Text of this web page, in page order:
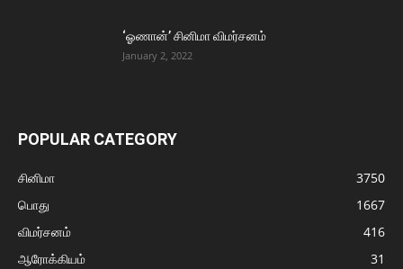
‘ஓணான்’ சினிமா விமர்சனம்
January 2, 2022
POPULAR CATEGORY
சினிமா
3750
பொது
1667
விமர்சனம்
416
ஆரோக்கியம்
31